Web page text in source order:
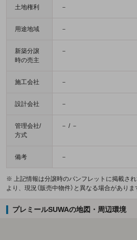
土地権利 －
用途地域 －
新築分譲
時の売主
－
施工会社 －
設計会社 －
管理会社/
方式
－ / －
備考 －
※ 上記情報は分譲時のパンフレットに掲載さ
より、現況（販売中物件）と異なる場合がありま
プレミールSUWAの地図・周辺環境